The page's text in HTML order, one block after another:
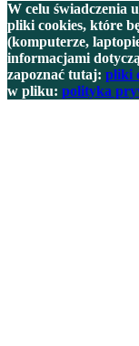
W celu świadczenia
pliki cookies, które
(komputerze,
informacjami
zapoznać tutaj: pliki
w pliku: polityka